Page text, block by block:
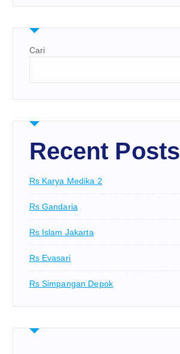
Cari
Recent Posts
Rs Karya Medika 2
Rs Gandaria
Rs Islam Jakarta
Rs Evasari
Rs Simpangan Depok